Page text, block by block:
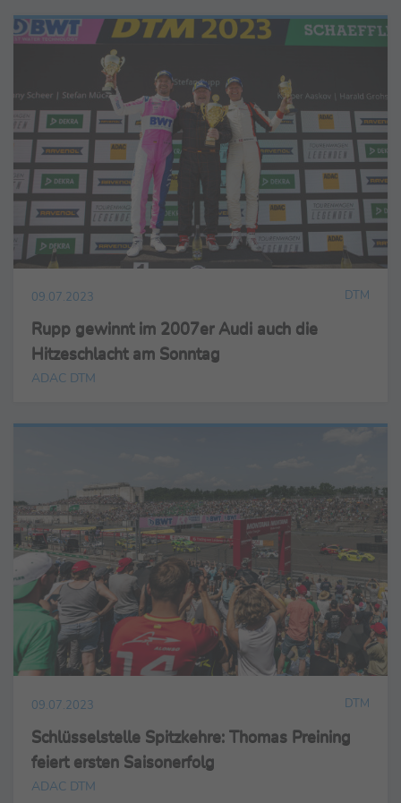
09.07.2023 DTM
Rupp gewinnt im 2007er Audi auch die
Hitzeschlacht am Sonntag
ADAC DTM
09.07.2023 DTM
Schlüsselstelle Spitzkehre: Thomas Preining
feiert ersten Saisonerfolg
ADAC DTM